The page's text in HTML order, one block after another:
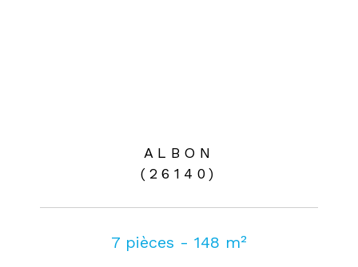
ALBON
(26140)
7 pièces - 148 m²